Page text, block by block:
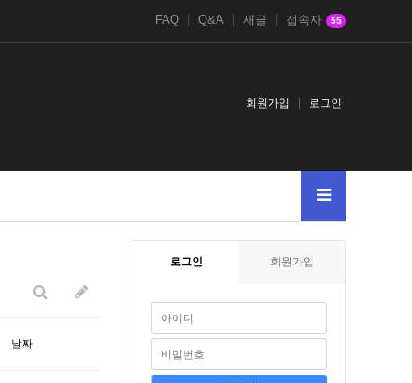
FAQ Q&A 새글 접속자 55
회원가입 로그인
날짜
로그인 회원가입